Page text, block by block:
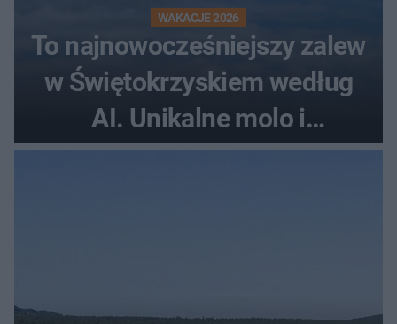
WAKACJE 2026
To najnowocześniejszy zalew
w Świętokrzyskiem według
AI. Unikalne molo i
promenada